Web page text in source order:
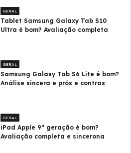
GERAL
Tablet Samsung Galaxy Tab S10
Ultra é bom? Avaliação completa
GERAL
Samsung Galaxy Tab S6 Lite é bom?
Análise sincera e prós e contras
GERAL
iPad Apple 9ª geração é bom?
Avaliação completa e sincerona